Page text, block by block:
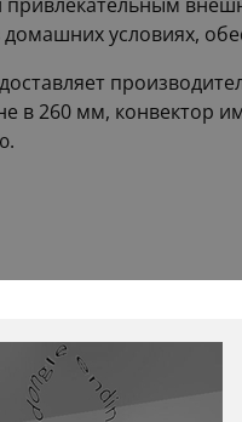
условиях,
в 260 мм, конвектор